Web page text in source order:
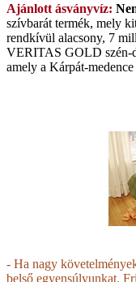
Ajánlott ásványvíz:
szívbarát termék, mely
rendkívül alacsony, 7
VERITAS GOLD szén-
amely a Kárpát-
- Ha nagy
belső egyensúlyunkat.